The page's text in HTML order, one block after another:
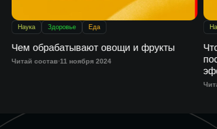
Наука Здоровье Еда
Чем обрабатывают овощи и фрукты
Читай состав 11 ноября 2024